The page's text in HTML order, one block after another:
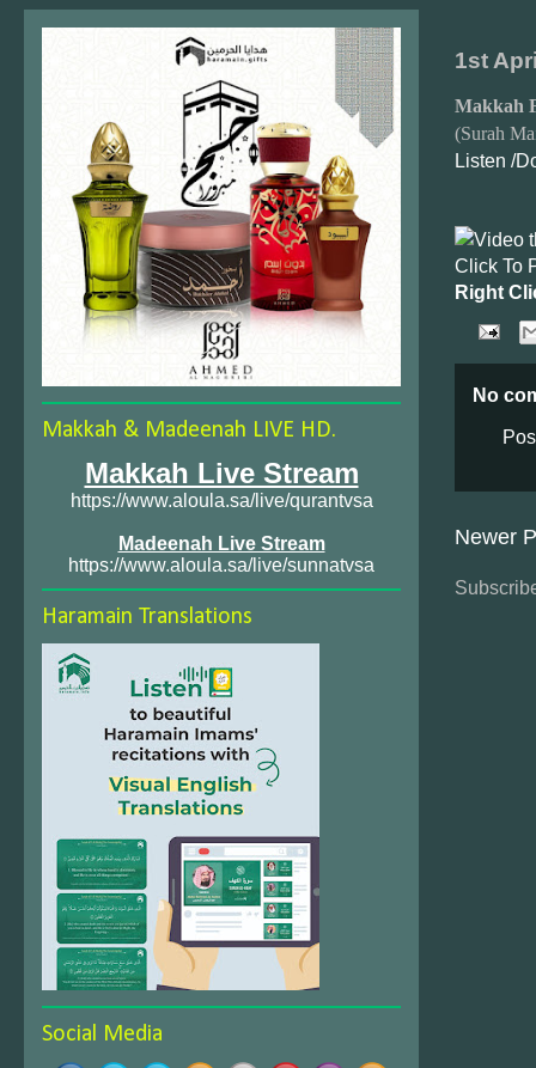
1st
Makkah
(Surah
Listen /
Click To
Right
No
Newer
Makkah & Madeenah LIVE HD.
Makkah Live Stream
https://www.aloula.sa/live/qurantvsa
Madeenah Live Stream
https://www.aloula.sa/live/sunnatvsa
Haramain Translations
Social Media